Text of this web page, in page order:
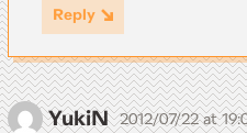
Reply
YukiN 2012/07/22 at